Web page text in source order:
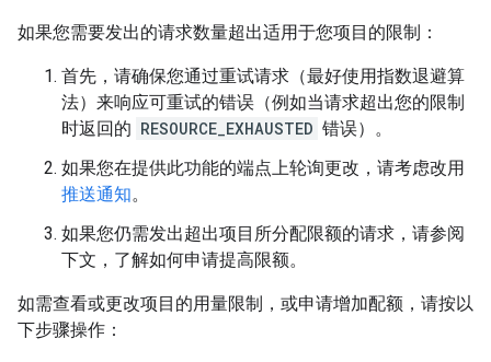
如果您需要发出的请求数量超出适用于您项目的限制：
首先，请确保您通过重试请求（最好使用指数退避算
法）来响应可重试的错误（例如当请求超出您的限制
时返回的 RESOURCE_EXHAUSTED 错误）。
如果您在提供此功能的端点上轮询更改，请考虑改用
推送通知。
如果您仍需发出超出项目所分配限额的请求，请参阅
下文，了解如何申请提高限额。
如需查看或更改项目的用量限制，或申请增加配额，请按以
下步骤操作：